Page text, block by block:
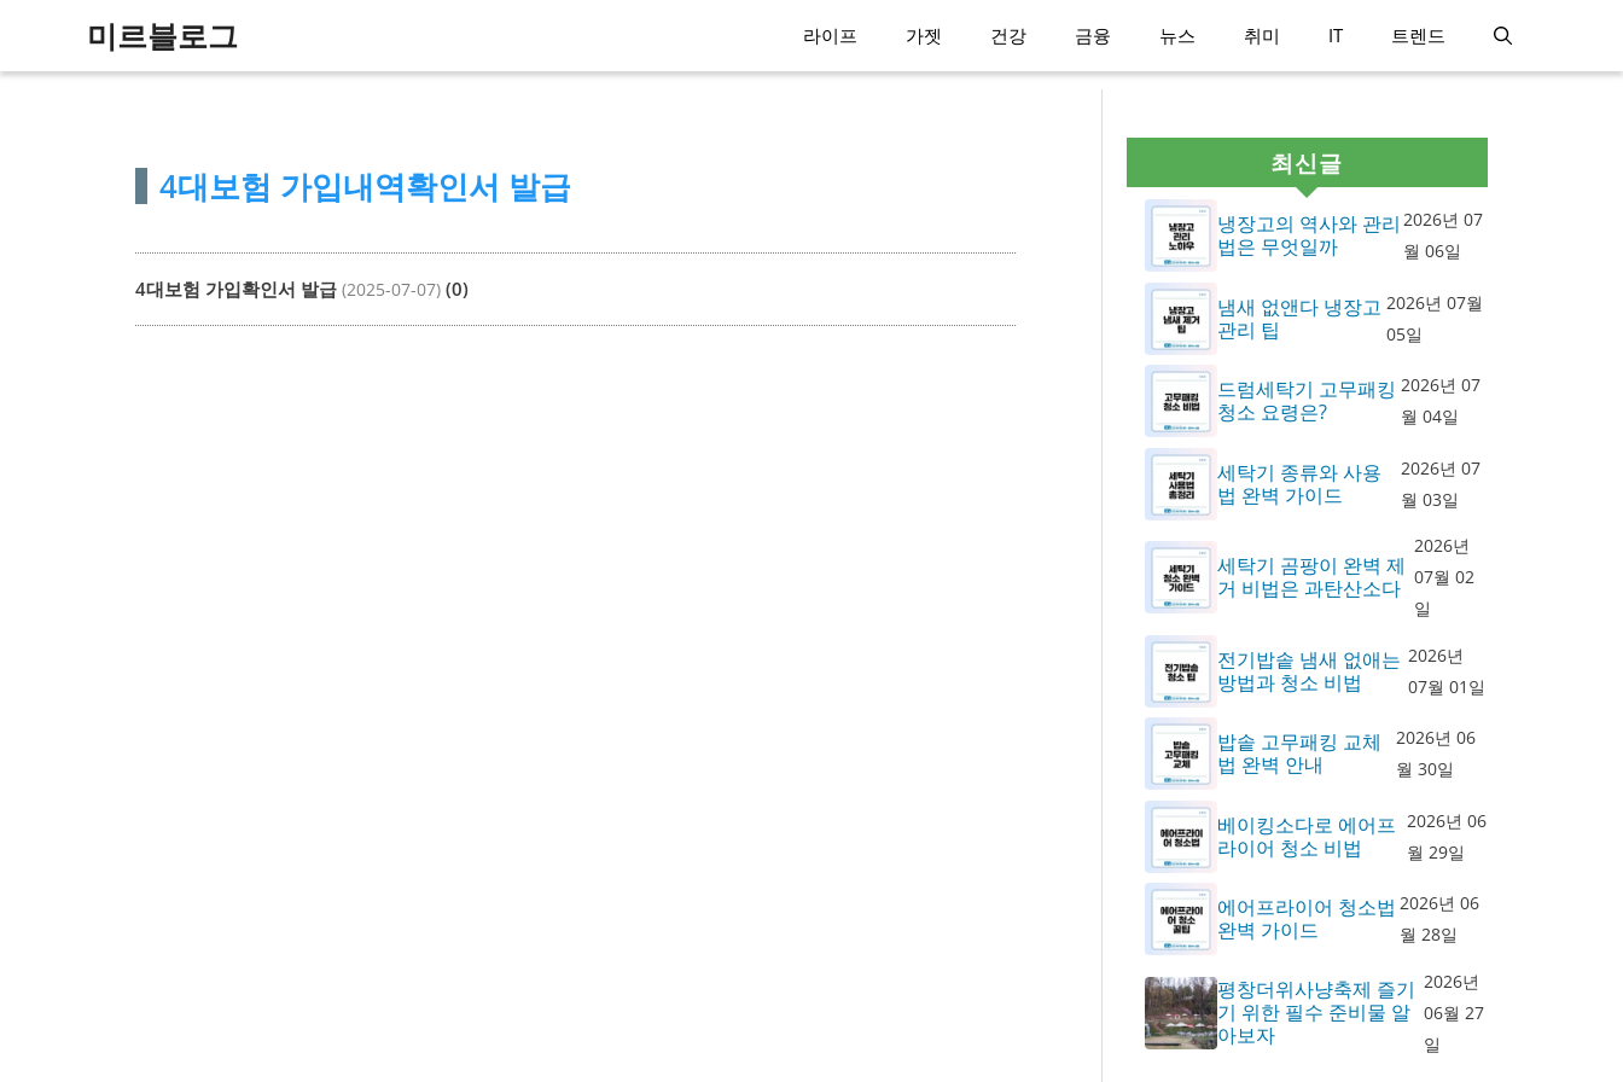
미르블로그 라이프 가젯 건강 금융 뉴스 취미 IT 트렌드
4대보험 가입내역확인서 발급
4대보험 가입확인서 발급 (2025-07-07) (0)
최신글
냉장고의 역사와 관리
법은 무엇일까
2026년 07
월 06일
냄새 없앤다 냉장고
관리 팁
2026년 07월
05일
드럼세탁기 고무패킹
청소 요령은?
2026년 07
월 04일
세탁기 종류와 사용
법 완벽 가이드
2026년 07
월 03일
세탁기 곰팡이 완벽 제
거 비법은 과탄산소다
2026년
07월 02
일
전기밥솥 냄새 없애는
방법과 청소 비법
2026년
07월 01일
밥솥 고무패킹 교체
법 완벽 안내
2026년 06
월 30일
베이킹소다로 에어프
라이어 청소 비법
2026년 06
월 29일
에어프라이어 청소법
완벽 가이드
2026년 06
월 28일
평창더위사냥축제 즐기
기 위한 필수 준비물 알
아보자
2026년
06월 27
일